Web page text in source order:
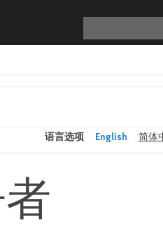
语言选项 English 简体